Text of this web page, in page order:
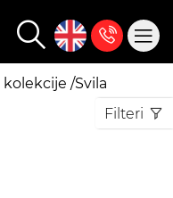
kolekcije Svila
Filteri